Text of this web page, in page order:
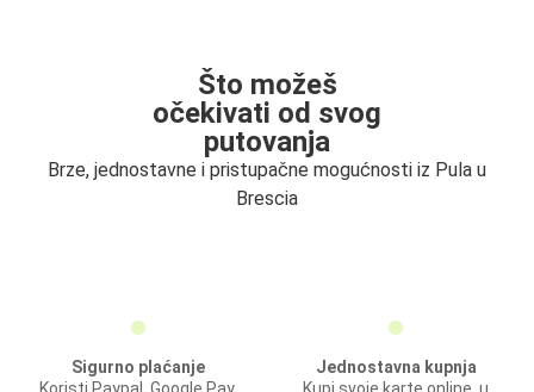
Što možeš
očekivati od svog
putovanja
Brze, jednostavne i pristupačne mogućnosti iz Pula u
Brescia
Sigurno plaćanje
Jednostavna kupnja